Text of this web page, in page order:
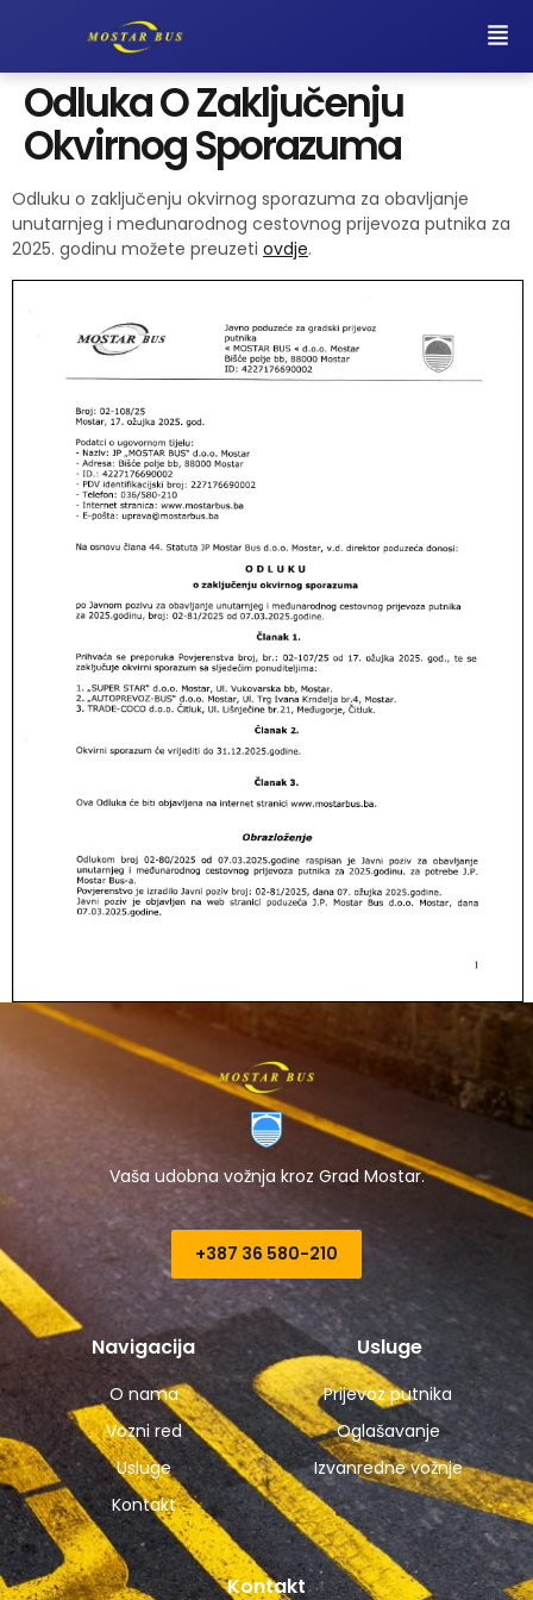
Odluka O Zaključenju
Okvirnog Sporazuma
Odluku o zaključenju okvirnog sporazuma za obavljanje
unutarnjeg i međunarodnog cestovnog prijevoza putnika za
2025. godinu možete preuzeti ovdje.
Vaša udobna vožnja kroz Grad Mostar.
+387 36 580-210​
Navigacija
O nama
Vozni red
Usluge
Kontakt
Usluge
Prijevoz putnika
Oglašavanje
Izvanredne vožnje
Kontakt